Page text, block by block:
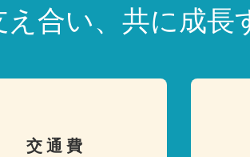
合い、共に成長
交通費